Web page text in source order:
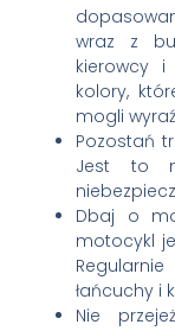
wraz z
kierowcy
kolory,
mogli
Pozostań
Jest to
Dbaj o
motocykl
łańcuchy i
Nie